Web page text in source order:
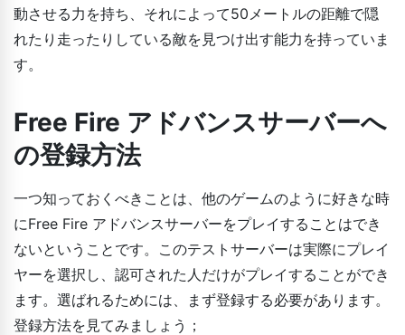
動させる力を持ち、それによって50メートルの距離で隠
れたり走ったりしている敵を見つけ出す能力を持っていま
す。
Free Fire アドバンスサーバーへ
の登録方法
一つ知っておくべきことは、他のゲームのように好きな時
にFree Fire アドバンスサーバーをプレイすることはでき
ないということです。このテストサーバーは実際にプレイ
ヤーを選択し、認可された人だけがプレイすることができ
ます。選ばれるためには、まず登録する必要があります。
登録方法を見てみましょう；